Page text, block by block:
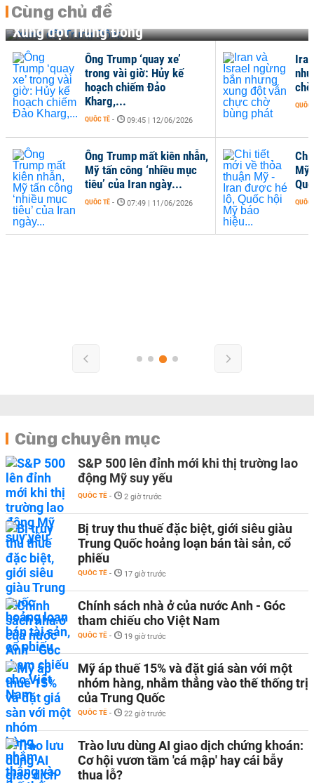
Cùng chủ đề
Xung đột Trung Đông
Chi
Mỹ
QUỐC
Ông Trump ‘quay xe’
trong vài giờ: Hủy kế
hoạch chiếm Đảo
Kharg,...
QUỐC TẾ - 09:45 | 12/06/2026
Ông Trump mất kiên nhẫn,
Mỹ tấn công ‘nhiều mục
tiêu’ của Iran ngày...
QUỐC TẾ - 07:49 | 11/06/2026
QUỐC
Cùng chuyên mục
S&P 500 lên đỉnh mới khi thị trường lao
động Mỹ suy yếu
QUỐC TẾ - 2 giờ trước
Bị truy thu thuế đặc biệt, giới siêu giàu
Trung Quốc hoảng loạn bán tài sản, cổ
phiếu
QUỐC TẾ - 17 giờ trước
Chính sách nhà ở của nước Anh - Góc
tham chiếu cho Việt Nam
QUỐC TẾ - 19 giờ trước
Mỹ áp thuế 15% và đặt giá sàn với một
nhóm hàng, nhắm thẳng vào thế thống trị
của Trung Quốc
QUỐC TẾ - 22 giờ trước
Trào lưu dùng AI giao dịch chứng khoán:
Cơ hội vươn tầm 'cá mập' hay cái bẫy
thua lỗ?